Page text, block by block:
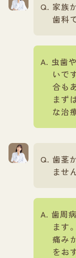
家族
歯科
虫歯
いで
合も
まず
な治
歯茎
ませ
歯周
ます。
痛み
をお